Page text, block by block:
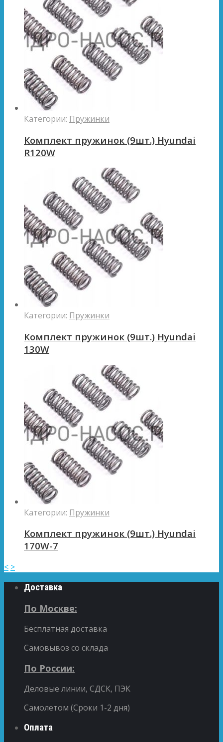
Категории: Пружинки
Комплект пружинок (9шт.) Hyundai
R120W
Категории: Пружинки
Комплект пружинок (9шт.) Hyundai
130W
Категории: Пружинки
Комплект пружинок (9шт.) Hyundai
170W-7
< >
Доставка
По Москве:
Бесплатная доставка
Самовывоз со склада
По России:
Деловые линии, СДСК, ПЭК
Самолетом (Сроки 1-2 дня)
Оплата